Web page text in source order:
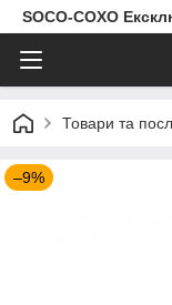
SOCO-COXO
Товари та
–9%